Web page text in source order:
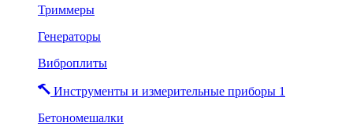
Триммеры
Генераторы
Виброплиты
Инструменты и измерительные приборы 1
Бетономешалки